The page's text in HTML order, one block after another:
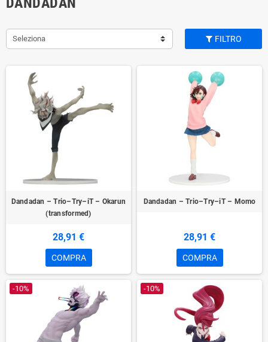
Seleziona FILTRO
Dandadan – Trio–Try–iT – Okarun
(transformed)
28,91 €
COMPRA
Dandadan – Trio–Try–iT – Momo
28,91 €
COMPRA
-10% -10%